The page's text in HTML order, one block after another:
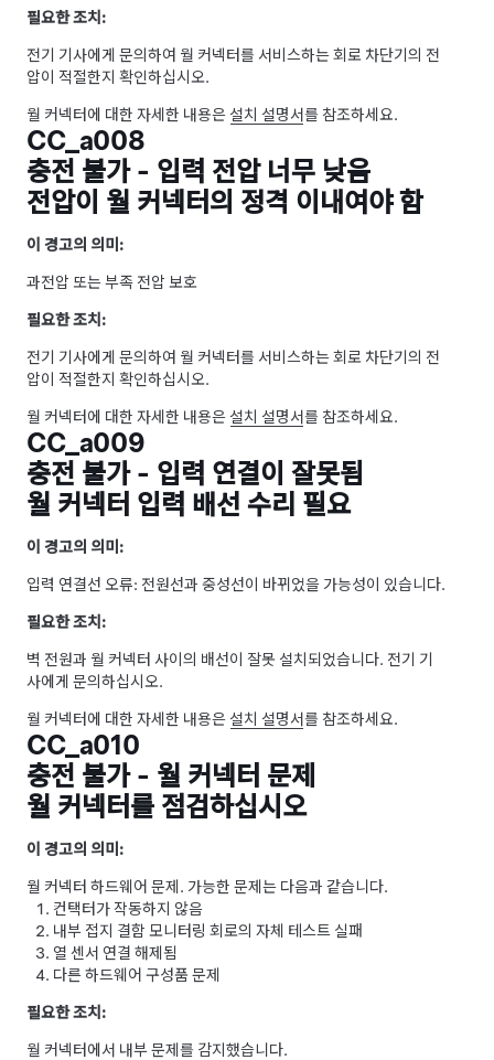
필요한 조치:
전기 기사에게 문의하여 월 커넥터를 서비스하는 회로 차단기의 전
압이 적절한지 확인하십시오.
월 커넥터에 대한 자세한 내용은 설치 설명서를 참조하세요.
CC_a008
충전 불가 - 입력 전압 너무 낮음
전압이 월 커넥터의 정격 이내여야 함
이 경고의 의미:
과전압 또는 부족 전압 보호
필요한 조치:
전기 기사에게 문의하여 월 커넥터를 서비스하는 회로 차단기의 전
압이 적절한지 확인하십시오.
월 커넥터에 대한 자세한 내용은 설치 설명서를 참조하세요.
CC_a009
충전 불가 - 입력 연결이 잘못됨
월 커넥터 입력 배선 수리 필요
이 경고의 의미:
입력 연결선 오류: 전원선과 중성선이 바뀌었을 가능성이 있습니다.
필요한 조치:
벽 전원과 월 커넥터 사이의 배선이 잘못 설치되었습니다. 전기 기
사에게 문의하십시오.
월 커넥터에 대한 자세한 내용은 설치 설명서를 참조하세요.
CC_a010
충전 불가 - 월 커넥터 문제
월 커넥터를 점검하십시오
이 경고의 의미:
월 커넥터 하드웨어 문제. 가능한 문제는 다음과 같습니다.
컨택터가 작동하지 않음
내부 접지 결함 모니터링 회로의 자체 테스트 실패
열 센서 연결 해제됨
다른 하드웨어 구성품 문제
필요한 조치:
월 커넥터에서 내부 문제를 감지했습니다.